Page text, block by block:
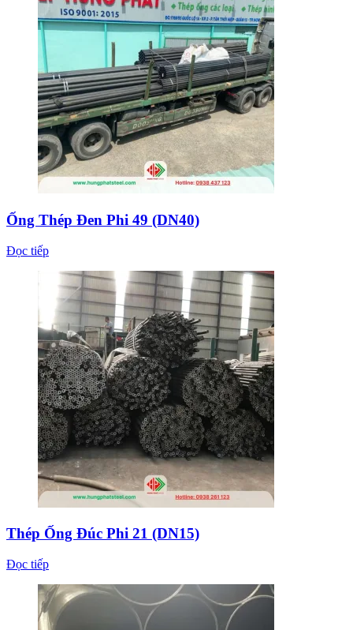
Ống Thép Đen Phi 49 (DN40)
Đọc tiếp
Thép Ống Đúc Phi 21 (DN15)
Đọc tiếp